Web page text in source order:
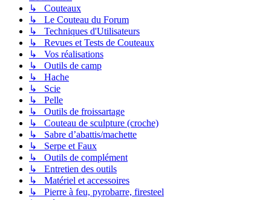
↳ Couteaux
↳ Le Couteau du Forum
↳ Techniques d'Utilisateurs
↳ Revues et Tests de Couteaux
↳ Vos réalisations
↳ Outils de camp
↳ Hache
↳ Scie
↳ Pelle
↳ Outils de froissartage
↳ Couteau de sculpture (croche)
↳ Sabre d’abattis/machette
↳ Serpe et Faux
↳ Outils de complément
↳ Entretien des outils
↳ Matériel et accessoires
↳ Pierre à feu, pyrobarre, firesteel